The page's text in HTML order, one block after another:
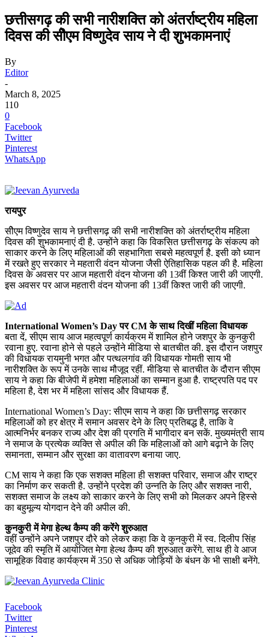
छत्तीसगढ़ की सभी नारीशक्ति को अंतर्राष्ट्रीय महिला
दिवस की सीेएम विष्णुदेव साय ने दी शुभकामनाएं
By
Editor
-
March 8, 2025
110
0
Facebook
Twitter
Pinterest
WhatsApp
रायपुर
सीेएम विष्णुदेव साय ने छत्तीसगढ़ की सभी नारीशक्ति को अंतर्राष्ट्रीय महिला
दिवस की शुभकामनाएं दी है. उन्होंने कहा कि विकसित छत्तीसगढ़ के संकल्प को
साकार करने के लिए महिलाओं की सहभागिता सबसे महत्वपूर्ण है. इसी को ध्यान
में रखते हुए सरकार ने महतारी वंदन योजना जैसी ऐतिहासिक पहल की है. महिला
दिवस के अवसर पर आज महतारी वंदन योजना की 13वीं किश्त जारी की जाएगी.
इस अवसर पर आज महतारी वंदन योजना की 13वीं किश्त जारी की जाएगी.
International Women’s Day पर CM के साथ दिखीं महिला विधायक
बता दें, सीएम साय आज महत्वपूर्ण कार्यक्रम में शामिल होने जशपुर के कुनकुरी
रवाना हुए. रवाना होने से पहले उन्होंने मीडिया से बातचीत की. इस दौरान जशपुर
की विधायक रायमुनी भगत और पत्थलगांव की विधायक गोमती साय भी
नारीशक्ति के रूप में उनके साथ मौजूद रहीं. मीडिया से बातचीत के दौरान सीएम
साय ने कहा कि बीजेपी में हमेशा महिलाओं का सम्मान हुआ है. राष्ट्रपति पद पर
महिला है, देश भर में महिला सांसद और विधायक हैं.
International Women’s Day: सीएम साय ने कहा कि छत्तीसगढ़ सरकार
महिलाओं को हर क्षेत्र में समान अवसर देने के लिए प्रतिबद्ध है, ताकि वे
आत्मनिर्भर बनकर राज्य और देश की प्रगति में भागीदार बन सकें. मुख्यमंत्री साय
ने समाज के प्रत्येक व्यक्ति से अपील की कि महिलाओं को आगे बढ़ाने के लिए
समानता, सम्मान और सुरक्षा का वातावरण बनाया जाए.
CM साय ने कहा कि एक सशक्त महिला ही सशक्त परिवार, समाज और राष्ट्र
का निर्माण कर सकती है. उन्होंने प्रदेश की उन्नति के लिए और सशक्त नारी,
सशक्त समाज के लक्ष्य को साकार करने के लिए सभी को मिलकर अपने हिस्से
का बहुमूल्य योगदान देने की अपील की.
कुनकुरी में मेगा हेल्थ कैम्प की करेंगे शुरुआत
वहीं उन्होंने अपने जशपुर दौरे को लेकर कहा कि वे कुनकुरी में स्व. दिलीप सिंह
जूदेव की स्मृति में आयोजित मेगा हेल्थ कैम्प की शुरुआत करेंगे. साथ ही वे आज
सामूहिक विवाह कार्यक्रम में 350 से अधिक जोड़ियों के बंधन के भी साक्षी बनेंगे.
Facebook
Twitter
Pinterest